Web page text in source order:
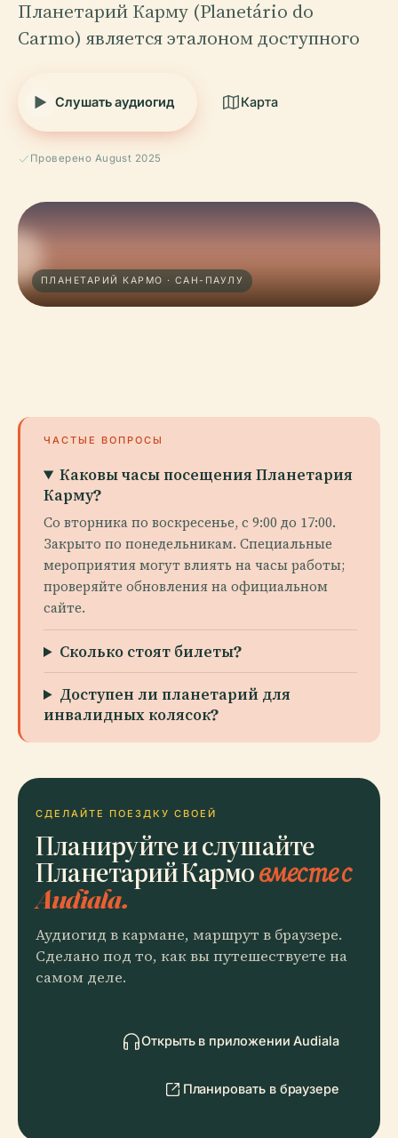
Планетарий Карму (Planetário do
Carmo) является эталоном доступного
Слушать аудиогид Карта
Проверено August 2025
ПЛАНЕТАРИЙ КАРМО · САН-ПАУЛУ
ЧАСТЫЕ ВОПРОСЫ
Каковы часы посещения Планетария
Карму?
Со вторника по воскресенье, с 9:00 до 17:00.
Закрыто по понедельникам. Специальные
мероприятия могут влиять на часы работы;
проверяйте обновления на официальном
сайте.
Сколько стоят билеты?
Доступен ли планетарий для
инвалидных колясок?
СДЕЛАЙТЕ ПОЕЗДКУ СВОЕЙ
Планируйте и слушайте
Планетарий Кармовместе с
Audiala.
Аудиогид в кармане, маршрут в браузере.
Сделано под то, как вы путешествуете на
самом деле.
Открыть в приложении Audiala
Планировать в браузере